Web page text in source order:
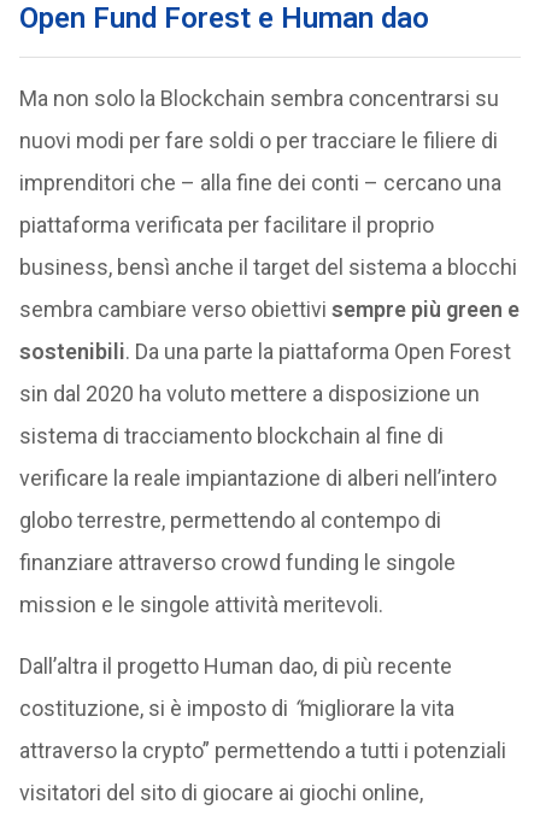
Open Fund Forest e Human dao
Ma non solo la Blockchain sembra concentrarsi su
nuovi modi per fare soldi o per tracciare le filiere di
imprenditori che – alla fine dei conti – cercano una
piattaforma verificata per facilitare il proprio
business, bensì anche il target del sistema a blocchi
sembra cambiare verso obiettivi sempre più green e
sostenibili. Da una parte la piattaforma Open Forest
sin dal 2020 ha voluto mettere a disposizione un
sistema di tracciamento blockchain al fine di
verificare la reale impiantazione di alberi nell’intero
globo terrestre, permettendo al contempo di
finanziare attraverso crowd funding le singole
mission e le singole attività meritevoli.
Dall’altra il progetto Human dao, di più recente
costituzione, si è imposto di “migliorare la vita
attraverso la crypto” permettendo a tutti i potenziali
visitatori del sito di giocare ai giochi online,